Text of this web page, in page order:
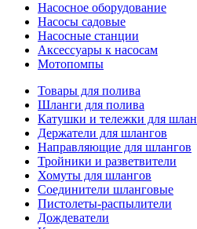
Насосное оборудование
Насосы садовые
Насосные станции
Аксессуары к насосам
Мотопомпы
Товары для полива
Шланги для полива
Катушки и тележки для
Держатели для шлангов
Направляющие для шлангов
Тройники и разветвители
Хомуты для шлангов
Соединители шланговые
Пистолеты-распылители
Дождеватели